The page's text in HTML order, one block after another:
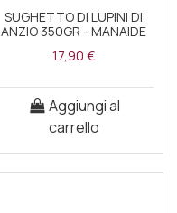
SUGHETTO DI LUPINI DI
ANZIO 350GR - MANAIDE
17,90 €
Aggiungi al
carrello